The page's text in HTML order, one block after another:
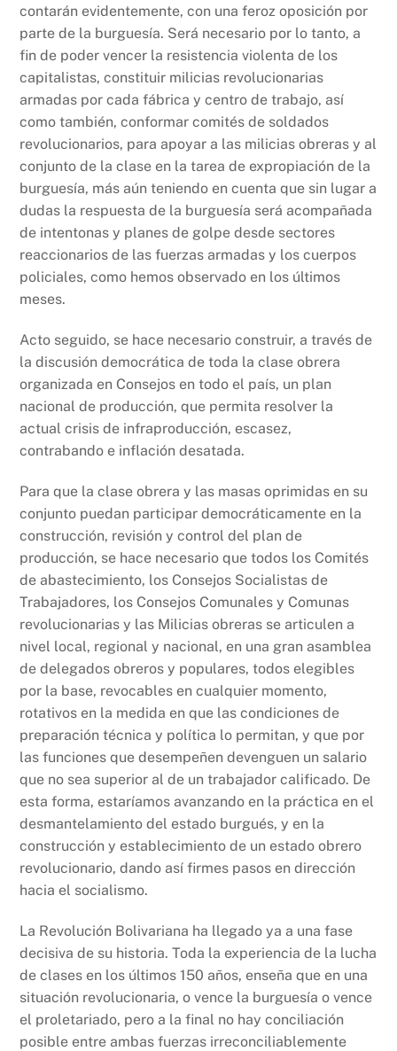
contarán evidentemente, con una feroz oposición por
parte de la burguesía. Será necesario por lo tanto, a
fin de poder vencer la resistencia violenta de los
capitalistas, constituir milicias revolucionarias
armadas por cada fábrica y centro de trabajo, así
como también, conformar comités de soldados
revolucionarios, para apoyar a las milicias obreras y al
conjunto de la clase en la tarea de expropiación de la
burguesía, más aún teniendo en cuenta que sin lugar a
dudas la respuesta de la burguesía será acompañada
de intentonas y planes de golpe desde sectores
reaccionarios de las fuerzas armadas y los cuerpos
policiales, como hemos observado en los últimos
meses.
Acto seguido, se hace necesario construir, a través de
la discusión democrática de toda la clase obrera
organizada en Consejos en todo el país, un plan
nacional de producción, que permita resolver la
actual crisis de infraproducción, escasez,
contrabando e inflación desatada.
Para que la clase obrera y las masas oprimidas en su
conjunto puedan participar democráticamente en la
construcción, revisión y control del plan de
producción, se hace necesario que todos los Comités
de abastecimiento, los Consejos Socialistas de
Trabajadores, los Consejos Comunales y Comunas
revolucionarias y las Milicias obreras se articulen a
nivel local, regional y nacional, en una gran asamblea
de delegados obreros y populares, todos elegibles
por la base, revocables en cualquier momento,
rotativos en la medida en que las condiciones de
preparación técnica y política lo permitan, y que por
las funciones que desempeñen devenguen un salario
que no sea superior al de un trabajador calificado. De
esta forma, estaríamos avanzando en la práctica en el
desmantelamiento del estado burgués, y en la
construcción y establecimiento de un estado obrero
revolucionario, dando así firmes pasos en dirección
hacia el socialismo.
La Revolución Bolivariana ha llegado ya a una fase
decisiva de su historia. Toda la experiencia de la lucha
de clases en los últimos 150 años, enseña que en una
situación revolucionaria, o vence la burguesía o vence
el proletariado, pero a la final no hay conciliación
posible entre ambas fuerzas irreconciliablemente